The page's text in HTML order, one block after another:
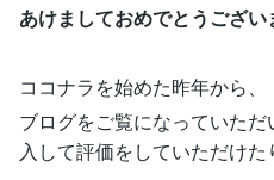
あけましておめでとうござい
ココナラを始めた昨年から、
ブログをご覧になっていた
入して評価をしていただけた